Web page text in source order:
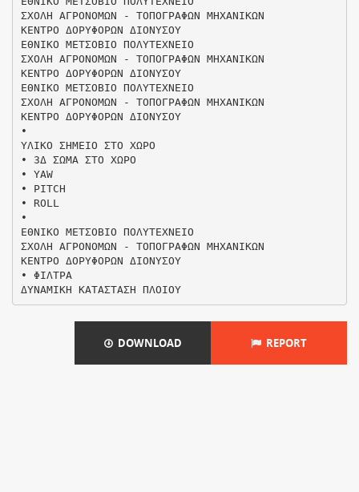
ΣΧΟΛΗ ΑΓΡΟΝΟΜΩΝ - ΤΟΠΟΓΡΑΦΩΝ ΜΗΧΑΝΙΚΩΝ
ΚΕΝΤΡΟ ΔΟΡΥΦΟΡΩΝ ΔΙΟΝΥΣΟΥ
ΕΘΝΙΚΟ ΜΕΤΣΟΒΙΟ ΠΟΛΥΤΕΧΝΕΙΟ
ΣΧΟΛΗ ΑΓΡΟΝΟΜΩΝ - ΤΟΠΟΓΡΑΦΩΝ ΜΗΧΑΝΙΚΩΝ
ΚΕΝΤΡΟ ΔΟΡΥΦΟΡΩΝ ΔΙΟΝΥΣΟΥ
ΕΘΝΙΚΟ ΜΕΤΣΟΒΙΟ ΠΟΛΥΤΕΧΝΕΙΟ
ΣΧΟΛΗ ΑΓΡΟΝΟΜΩΝ - ΤΟΠΟΓΡΑΦΩΝ ΜΗΧΑΝΙΚΩΝ
ΚΕΝΤΡΟ ΔΟΡΥΦΟΡΩΝ ΔΙΟΝΥΣΟΥ
•
ΥΛΙΚΟ ΣΗΜΕΙΟ ΣΤΟ ΧΩΡΟ
• 3Δ ΣΩΜΑ ΣΤΟ ΧΩΡΟ
• YAW
• PITCH
• ROLL
•
ΕΘΝΙΚΟ ΜΕΤΣΟΒΙΟ ΠΟΛΥΤΕΧΝΕΙΟ
ΣΧΟΛΗ ΑΓΡΟΝΟΜΩΝ - ΤΟΠΟΓΡΑΦΩΝ ΜΗΧΑΝΙΚΩΝ
ΚΕΝΤΡΟ ΔΟΡΥΦΟΡΩΝ ΔΙΟΝΥΣΟΥ
• ΦΙΛΤΡΑ
ΔΥΝΑΜΙΚΗ ΚΑΤΑΣΤΑΣΗ ΠΛΟΙΟΥ
DOWNLOAD REPORT